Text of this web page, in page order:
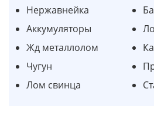
Нержавнейка
Аккумуляторы
Жд металлолом
Чугун
Лом свинца